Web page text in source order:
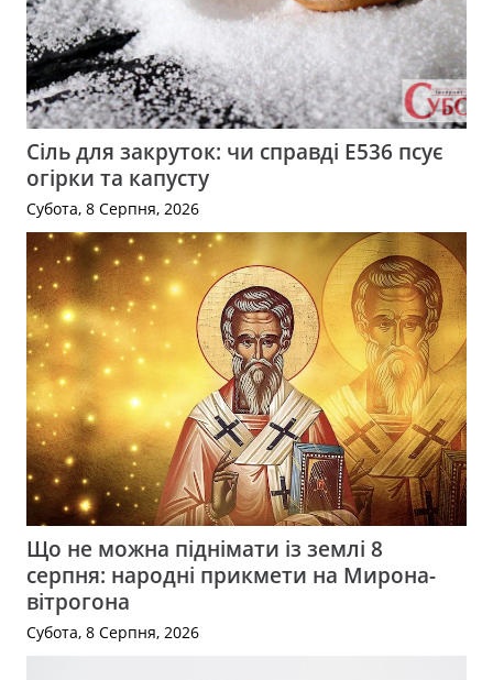
Сіль для закруток: чи справді Е536 псує
огірки та капусту
Субота, 8 Серпня, 2026
Що не можна піднімати із землі 8
серпня: народні прикмети на Мирона-
вітрогона
Субота, 8 Серпня, 2026